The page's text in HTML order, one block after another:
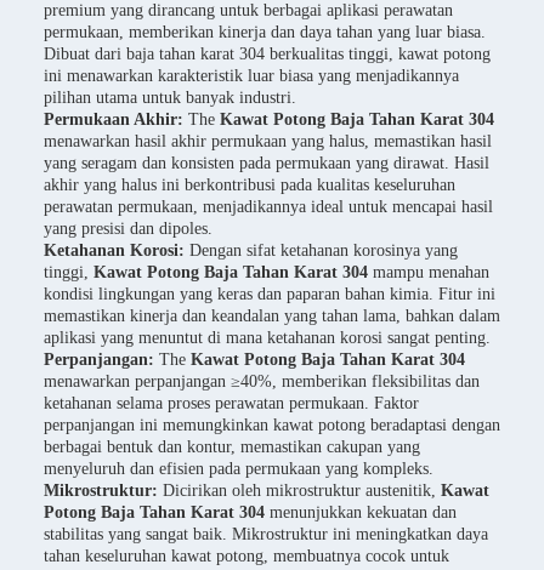
premium yang dirancang untuk berbagai aplikasi perawatan
permukaan, memberikan kinerja dan daya tahan yang luar biasa.
Dibuat dari baja tahan karat 304 berkualitas tinggi, kawat potong
ini menawarkan karakteristik luar biasa yang menjadikannya
pilihan utama untuk banyak industri.
Permukaan Akhir: The Kawat Potong Baja Tahan Karat 304
menawarkan hasil akhir permukaan yang halus, memastikan hasil
yang seragam dan konsisten pada permukaan yang dirawat. Hasil
akhir yang halus ini berkontribusi pada kualitas keseluruhan
perawatan permukaan, menjadikannya ideal untuk mencapai hasil
yang presisi dan dipoles.
Ketahanan Korosi: Dengan sifat ketahanan korosinya yang
tinggi, Kawat Potong Baja Tahan Karat 304 mampu menahan
kondisi lingkungan yang keras dan paparan bahan kimia. Fitur ini
memastikan kinerja dan keandalan yang tahan lama, bahkan dalam
aplikasi yang menuntut di mana ketahanan korosi sangat penting.
Perpanjangan: The Kawat Potong Baja Tahan Karat 304
menawarkan perpanjangan ≥40%, memberikan fleksibilitas dan
ketahanan selama proses perawatan permukaan. Faktor
perpanjangan ini memungkinkan kawat potong beradaptasi dengan
berbagai bentuk dan kontur, memastikan cakupan yang
menyeluruh dan efisien pada permukaan yang kompleks.
Mikrostruktur: Dicirikan oleh mikrostruktur austenitik, Kawat
Potong Baja Tahan Karat 304 menunjukkan kekuatan dan
stabilitas yang sangat baik. Mikrostruktur ini meningkatkan daya
tahan keseluruhan kawat potong, membuatnya cocok untuk